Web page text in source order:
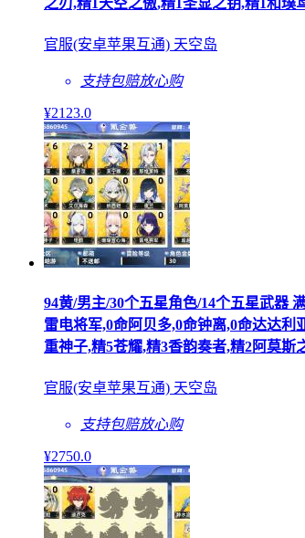
官服(安卓苹果互通) 天空岛
支持包赔放心购
¥2123.0
94黄/男主/30个五星角色/14个五星武器
雷电将军,0命阿贝多,0命钟离,0命达达利
重神子,精5苍耀,精3香韵奏者,精2阿莫斯
官服(安卓苹果互通) 天空岛
支持包赔放心购
¥2750.0